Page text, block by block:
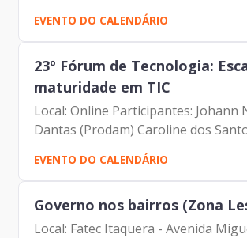
EVENTO DO CALENDÁRIO
23º Fórum de Tecnologia:
maturidade em TIC
Local: Online Participantes: Johann
Dantas (Prodam) Caroline dos
(SMIT) Bruno Martinelli (SMIT)
da Silva (Prodam) Lucas Campagna
(Prodam) Wagner...
EVENTO DO CALENDÁRIO
Governo nos bairros (Zona
Local: Fatec Itaquera - Avenida